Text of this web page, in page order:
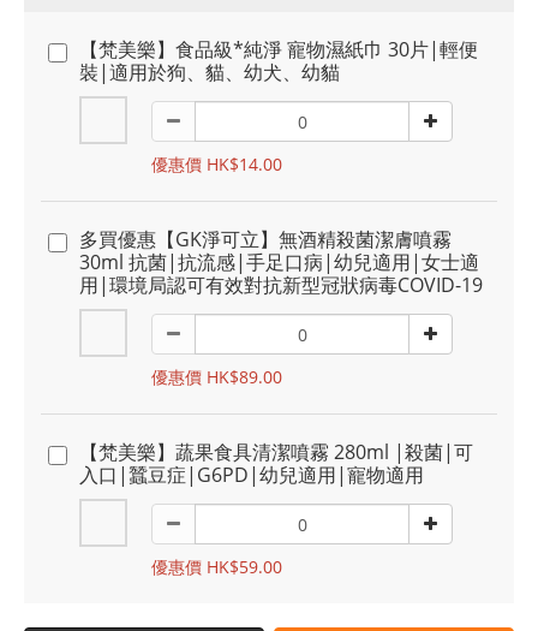
【梵美樂】食品級*純淨 寵物濕紙巾 30片|輕便
裝|適用於狗、貓、幼犬、幼貓
優惠價 HK$14.00
多買優惠【GK淨可立】無酒精殺菌潔膚噴霧
30ml 抗菌|抗流感|手足口病|幼兒適用|女士適
用|環境局認可有效對抗新型冠狀病毒COVID-19
優惠價 HK$89.00
【梵美樂】蔬果食具清潔噴霧 280ml |殺菌|可
入口|蠶豆症|G6PD|幼兒適用|寵物適用
優惠價 HK$59.00